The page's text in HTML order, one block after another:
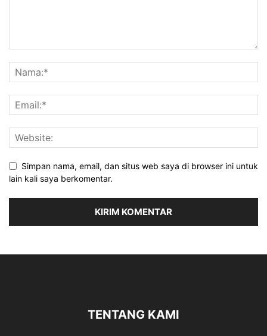
Simpan nama, email, dan situs web saya di browser ini untuk
lain kali saya berkomentar.
TENTANG KAMI